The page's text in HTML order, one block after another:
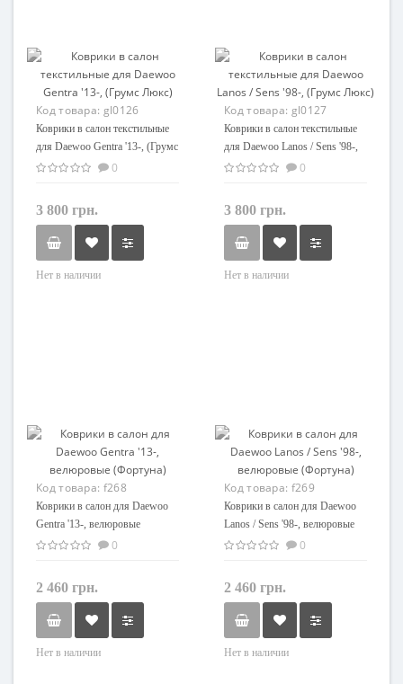
Код товара: gl0126
Коврики в салон текстильные
для Daewoo Gentra '13-, (Грумс
Люкс)
0
3 800 грн.
Нет в наличии
Код товара: gl0127
Коврики в салон текстильные
для Daewoo Lanos / Sens '98-,
(Грумс Люкс)
0
3 800 грн.
Нет в наличии
Код товара: f268
Коврики в салон для Daewoo
Gentra '13-, велюровые
(Фортуна)
0
2 460 грн.
Нет в наличии
Код товара: f269
Коврики в салон для Daewoo
Lanos / Sens '98-, велюровые
(Фортуна)
0
2 460 грн.
Нет в наличии